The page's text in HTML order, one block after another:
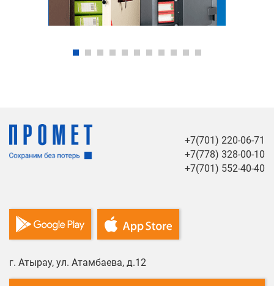
+7(701) 220-06-71
+7(778) 328-00-10
+7(701) 552-40-40
г. Атырау, ул. Атамбаева, д.12